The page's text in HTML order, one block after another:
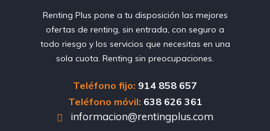
Renting Plus pone a tu disposición las mejores
ofertas de renting, sin entrada, con seguro a
todo riesgo y los servicios que necesitas en una
sola cuota. Renting sin preocupaciones.
Teléfono fijo: 914 858 657
Teléfono móvil: 638 626 361
informacion@rentingplus.com